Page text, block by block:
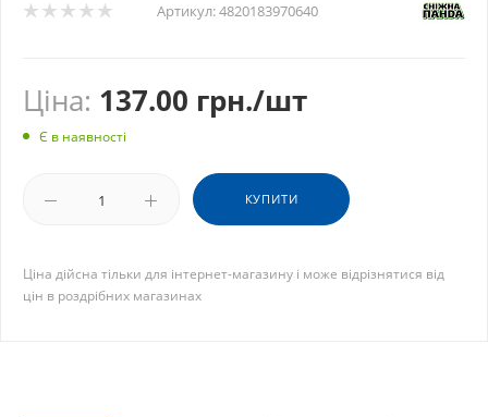
Артикул:4820183970640
Ціна: 137.00 грн./шт
Є в наявності
КУПИТИ
Ціна дійсна тільки для інтернет-магазину і може відрізнятися від
цін в роздрібних магазинах